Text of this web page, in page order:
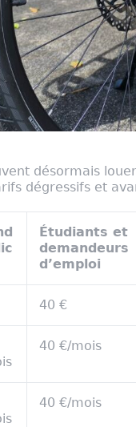
désormais
dégressifs et
Étudiants et
demandeurs
d’emploi
40 €
40 €/mois
40 €/mois